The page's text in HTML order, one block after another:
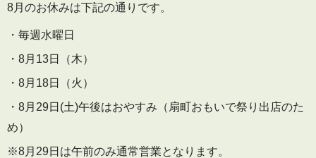
8月のお休みは下記の通りです。
・毎週水曜日
・8月13日（木）
・8月18日（火）
・8月29日(土)午後はおやすみ（扇町おもいで祭り出店のた
め）
※8月29日は午前のみ通常営業となります。